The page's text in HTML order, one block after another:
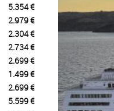
5.354 €
2.979 €
2.304 €
2.734 €
2.699 €
1.499 €
2.699 €
5.599 €